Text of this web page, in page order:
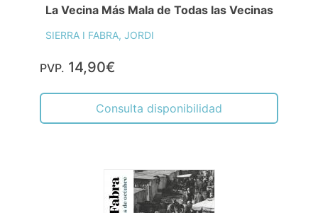
La Vecina Más Mala de Todas las Vecinas
SIERRA I FABRA, JORDI
PVP. 14,90€
Consulta disponibilidad